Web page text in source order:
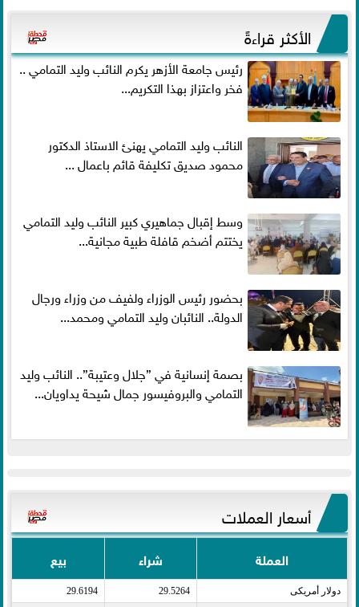
الأكثر قراءةً
رئيس جامعة الأزهر يكرم النائب وليد التمامي ..
فخر واعتزاز بهذا التكريم...
النائب وليد التمامي يهنئ الاستاذ الدكتور
محمود صديق تكليفة قائم باعمال ...
وسط إقبال جماهيري كبير النائب وليد التمامي
يختتم أضخم قافلة طبية مجانية...
بحضور رئيس الوزراء ولفيف من وزراء ورجال
الدولة.. النائبان وليد التمامي ومحمد...
بصمة إنسانية في ”جلال وعتيبة”.. النائب وليد
التمامي والبروفيسور جمال شيحة يداويان...
أسعار العملات
العملة شراء بيع
دولار أمريكى​ 29.5264
29.6194